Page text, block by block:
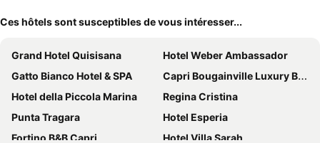
Ces hôtels sont susceptibles de vous intéresser...
Grand Hotel Quisisana
Hotel Weber Ambassador
Gatto Bianco Hotel & SPA
Capri Bougainville Luxury Boutique Hotel
Hotel della Piccola Marina
Regina Cristina
Punta Tragara
Hotel Esperia
Fortino B&B Capri
Hotel Villa Sarah